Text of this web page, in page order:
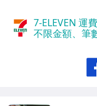
7-ELEVEN 運
不限金額、筆